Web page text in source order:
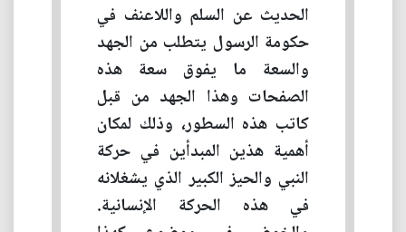
الحديث عن السلم واللاعنف في
حكومة الرسول يتطلب من الجهد
والسعة ما يفوق سعة هذه
الصفحات وهذا الجهد من قبل
كاتب هذه السطور، وذلك لمكان
أهمية هذين المبدأين في حركة
النبي والحيز الكبير الذي يشغلانه
في هذه الحركة الإنسانية.